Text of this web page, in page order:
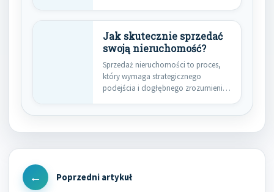
Jak skutecznie sprzedać
swoją nieruchomość?
Sprzedaż nieruchomości to proces,
który wymaga strategicznego
podejścia i dogłębnego zrozumienia
Nawigacja
wpisu
Previous